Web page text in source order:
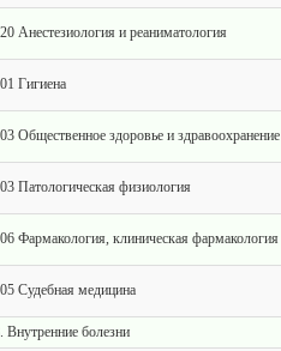
Анестезиология и реаниматология
Гигиена
Общественное здоровье и здравоохранение
Патологическая физиология
Фармакология, клиническая фармакология
Судебная медицина
Внутренние болезни